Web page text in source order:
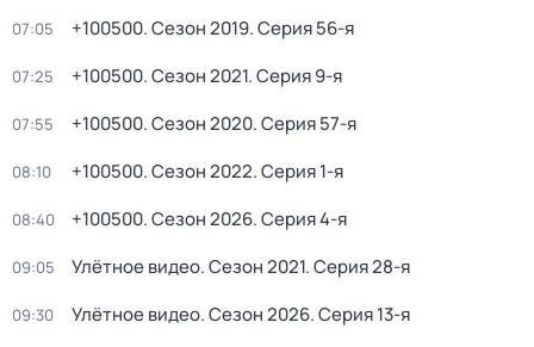
07:05 +100500. Сезон 2019. Серия 56-я
07:25 +100500. Сезон 2021. Серия 9-я
07:55 +100500. Сезон 2020. Серия 57-я
08:10 +100500. Сезон 2022. Серия 1-я
08:40 +100500. Сезон 2026. Серия 4-я
09:05 Улётное видео. Сезон 2021. Серия 28-я
09:30 Улётное видео. Сезон 2026. Серия 13-я